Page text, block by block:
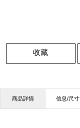
收藏
商品詳情 信息/尺寸